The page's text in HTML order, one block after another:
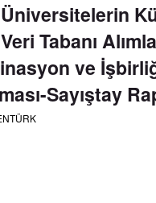
Üniversitelerin
Veri Tabanı
ve
Sayıştay